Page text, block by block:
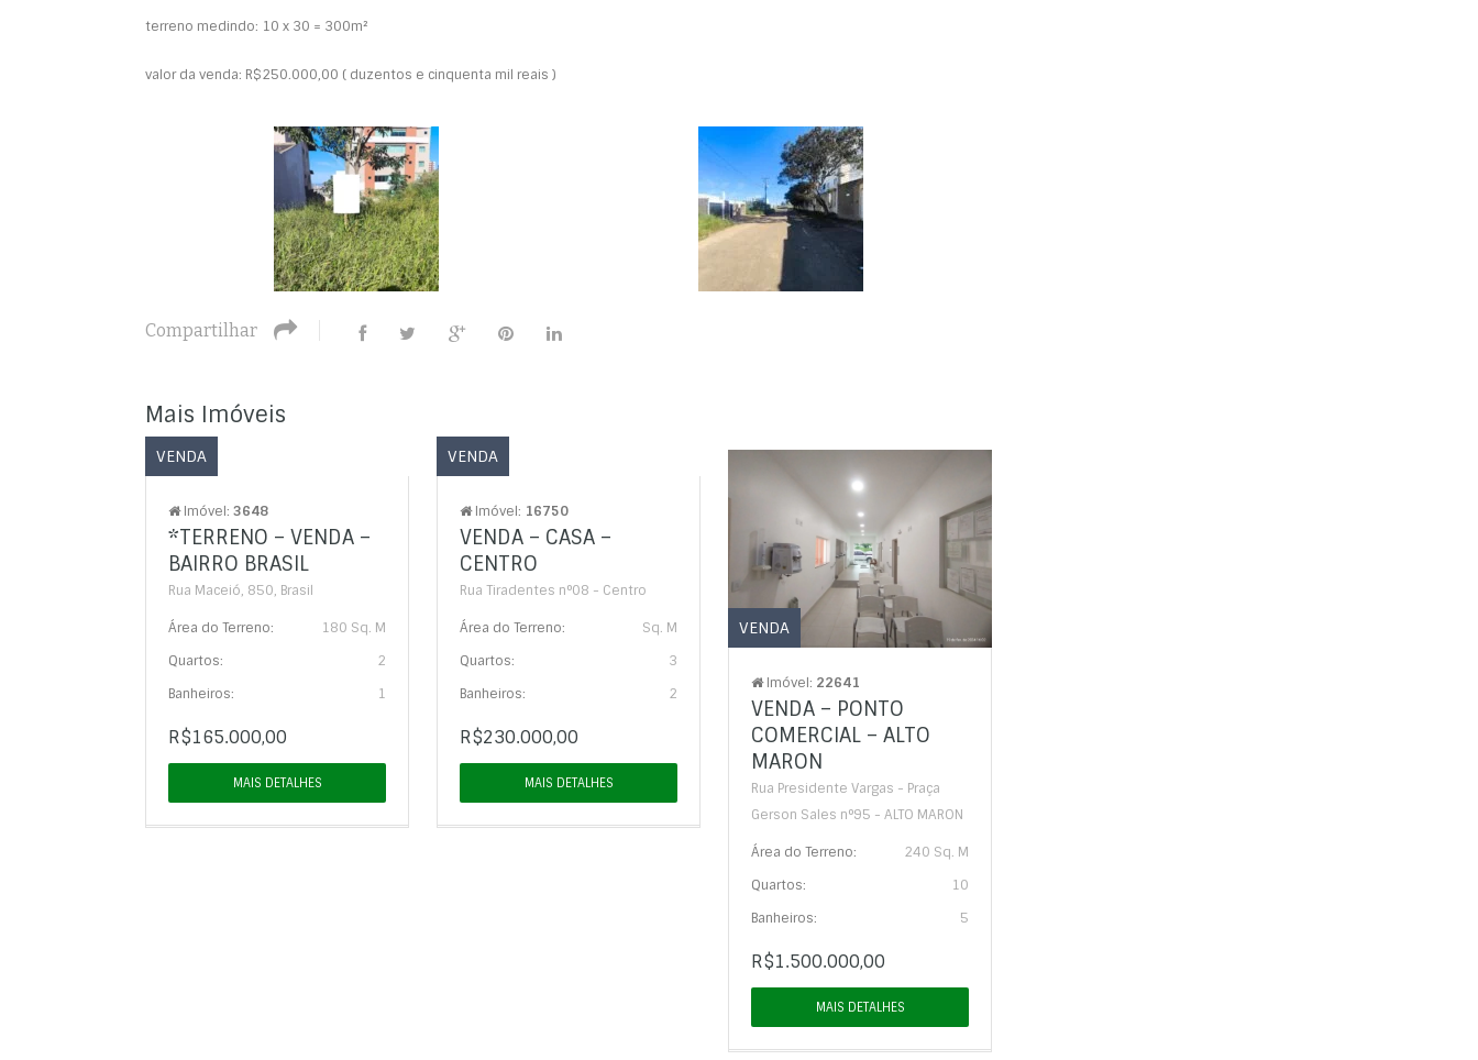
terreno medindo: 10 x 30 = 300m²
valor da venda: R$250.000,00 ( duzentos e cinquenta mil reais )
Compartilhar
Mais Imóveis
VENDA
Imóvel: 3648
*TERRENO – VENDA –
BAIRRO BRASIL
Rua Maceió, 850, Brasil
Área do Terreno:
180 Sq. M
Quartos:
2
Banheiros:
1
R$165.000,00
MAIS DETALHES
VENDA
Imóvel: 16750
VENDA – CASA –
CENTRO
Rua Tiradentes n°08 - Centro
Área do Terreno:
Sq. M
Quartos:
3
Banheiros:
2
R$230.000,00
MAIS DETALHES
VENDA
Imóvel: 22641
VENDA – PONTO
COMERCIAL – ALTO
MARON
Rua Presidente Vargas - Praça
Gerson Sales n°95 - ALTO MARON
Área do Terreno:
240 Sq. M
Quartos:
10
Banheiros:
5
R$1.500.000,00
MAIS DETALHES